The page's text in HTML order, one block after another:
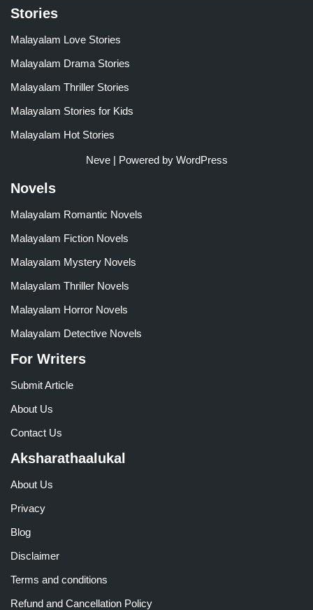
Stories
Malayalam Love Stories
Malayalam Drama Stories
Malayalam Thriller Stories
Malayalam Stories for Kids
Malayalam Hot Stories
Neve| Powered by WordPress
Novels
Malayalam Romantic Novels
Malayalam Fiction Novels
Malayalam Mystery Novels
Malayalam Thriller Novels
Malayalam Horror Novels
Malayalam Detective Novels
For Writers
Submit Article
About Us
Contact Us
Aksharathaalukal
About Us
Privacy
Blog
Disclaimer
Terms and conditions
Refund and Cancellation Policy